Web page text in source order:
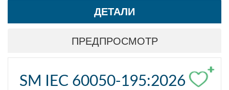
ДЕТАЛИ
ПРЕДПРОСМОТР
+
SM IEC 60050-195:2026